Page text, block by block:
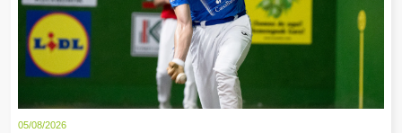
05/08/2026